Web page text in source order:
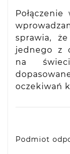
sprawia,
jednego z
na
oczekiwań
Podmiot